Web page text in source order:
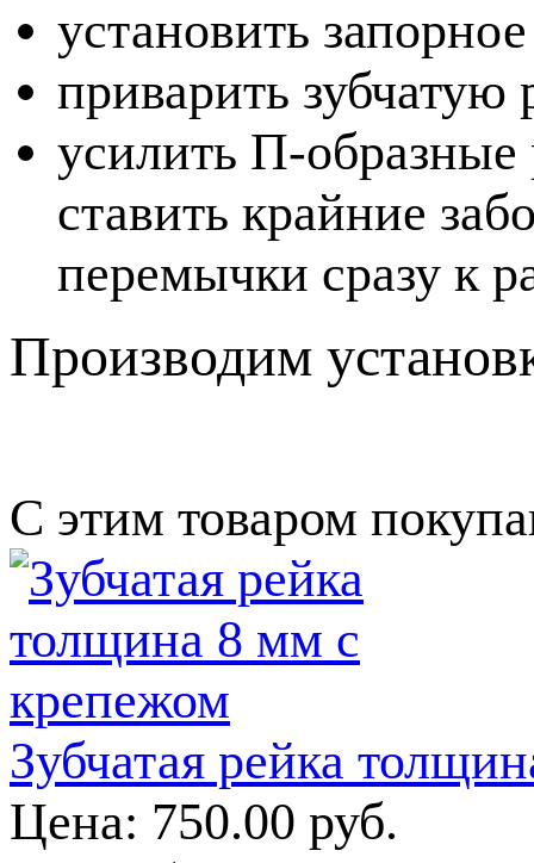
установить
приварить зубчатую
усилить П-образные
ставить крайние
перемычки сразу к
Производим
С этим товаром
Зубчатая рейка
Цена: 750.00 руб.